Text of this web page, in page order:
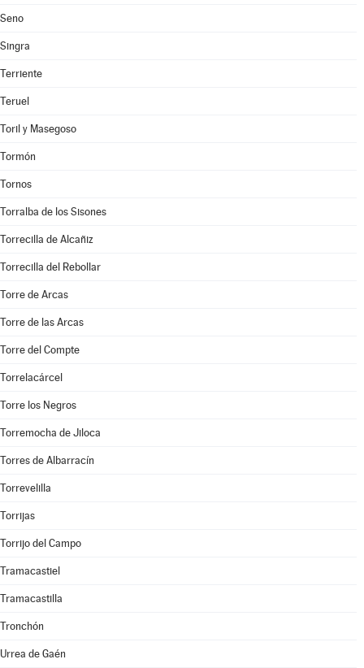
Seno
Singra
Terriente
Teruel
Toril y Masegoso
Tormón
Tornos
Torralba de los Sisones
Torrecilla de Alcañiz
Torrecilla del Rebollar
Torre de Arcas
Torre de las Arcas
Torre del Compte
Torrelacárcel
Torre los Negros
Torremocha de Jiloca
Torres de Albarracín
Torrevelilla
Torrijas
Torrijo del Campo
Tramacastiel
Tramacastilla
Tronchón
Urrea de Gaén